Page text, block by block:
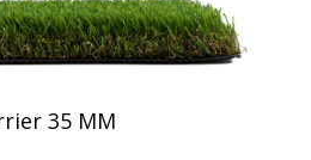
35 MM